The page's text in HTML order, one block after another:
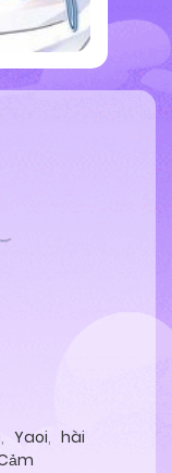
, Yaoi, hài